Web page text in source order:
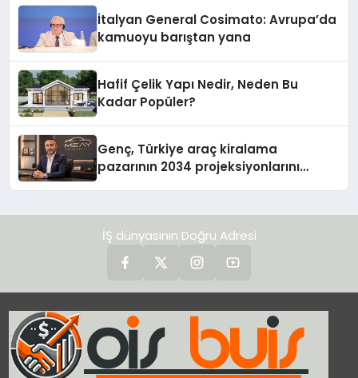
İtalyan General Cosimato: Avrupa’da
kamuoyu barıştan yana
Hafif Çelik Yapı Nedir, Neden Bu
Kadar Popüler?
Genç, Türkiye araç kiralama
pazarının 2034 projeksiyonlarını
İŞ dünyasının Doğru Adresi